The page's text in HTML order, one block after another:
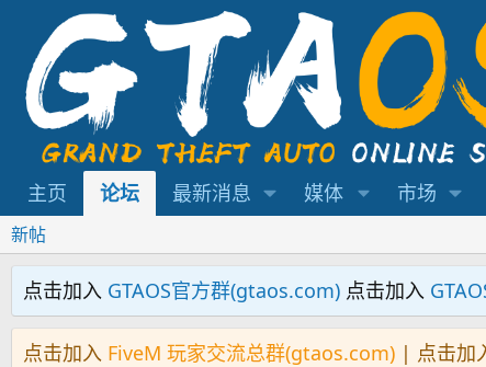
主页 论坛 最新消息 媒体 市场
新帖
点击加入 GTAOS官方群(gtaos.com) 点击加入
点击加入 FiveM 玩家交流总群(gtaos.com) | 点击加